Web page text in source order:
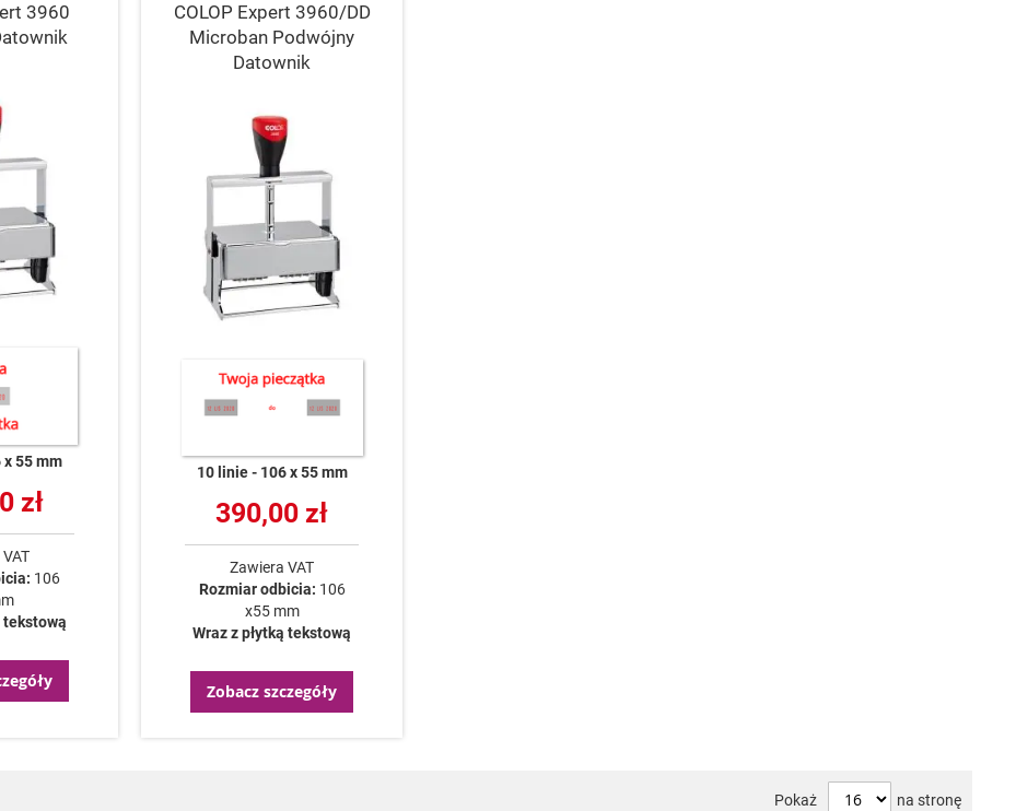
3960
x 55 mm
zł
106
tekstową
COLOP Expert 3960/DD
Microban Podwójny
Datownik
10 linie 106 x 55 mm
390,00 zł
Zawiera VAT
Rozmiar odbicia: 106
x55 mm
Wraz z płytką tekstową
Zobacz szczegóły
Pokaż na stronę